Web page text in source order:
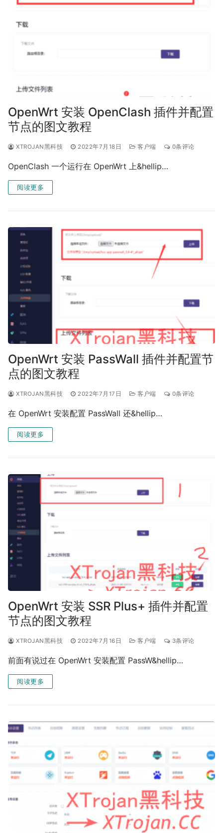
OpenWrt 安装 OpenClash 插件并配置
节点的图文教程
XTROJAN黑科技 2022年7月18日 客户端 0条评论
OpenClash 一个运行在 OpenWrt 上&hellip…
阅读更多
OpenWrt 安装 PassWall 插件并配置节
点的图文教程
XTROJAN黑科技 2022年7月17日 客户端 0条评论
在 OpenWrt 安装配置 PassWall 还&hellip…
阅读更多
OpenWrt 安装 SSR Plus+ 插件并配置
节点的图文教程
XTROJAN黑科技 2022年7月16日 客户端 3条评论
前面有说过在 OpenWrt 安装配置 PassW&hellip…
阅读更多